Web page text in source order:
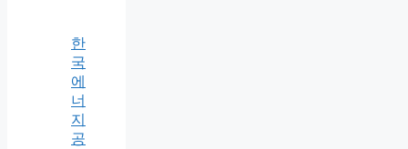
한
국
에
너
지
공